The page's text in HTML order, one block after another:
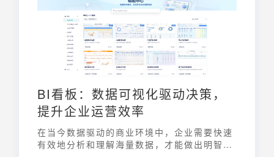
发现趋势、模式和关联，为各行各业提供数据
驱动的洞察。
BI看板：数据可视化驱动决策，
提升企业运营效率
在当今数据驱动的商业环境中，企业需要快速
有效地分析和理解海量数据，才能做出明智的